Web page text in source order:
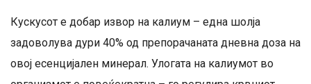
Кускусот е добар извор на калиум – една шолја
задоволува дури 40% од препорачаната дневна доза на
овој есенцијален минерал. Улогата на калиумот во